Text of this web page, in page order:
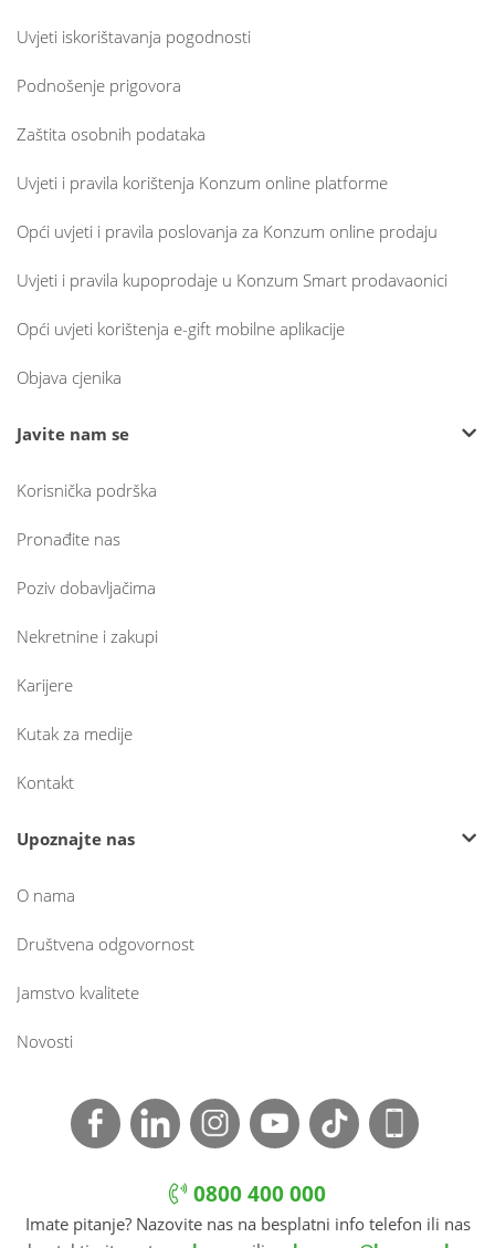
Uvjeti iskorištavanja pogodnosti
Podnošenje prigovora
Zaštita osobnih podataka
Uvjeti i pravila korištenja Konzum online platforme
Opći uvjeti i pravila poslovanja za Konzum online prodaju
Uvjeti i pravila kupoprodaje u Konzum Smart prodavaonici
Opći uvjeti korištenja e-gift mobilne aplikacije
Objava cjenika
Javite nam se
Korisnička podrška
Pronađite nas
Poziv dobavljačima
Nekretnine i zakupi
Karijere
Kutak za medije
Kontakt
Upoznajte nas
O nama
Društvena odgovornost
Jamstvo kvalitete
Novosti
0800 400 000
Imate pitanje? Nazovite nas na besplatni info telefon ili nas